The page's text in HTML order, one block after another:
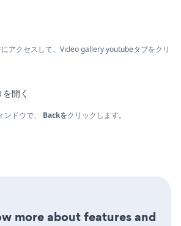
アクセスして、Video gallery youtubeタブをクリ
開く
ンドウで、 Backをクリックします。
more about features and